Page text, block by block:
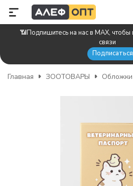
📶Подпишитесь на нас в MAX, чтобы
связи
Подписаться
Главная ЗООТОВАРЫ Обложки